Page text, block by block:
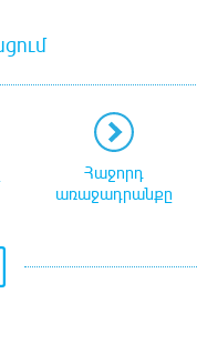
Հաջորդ
առաջադրանքը